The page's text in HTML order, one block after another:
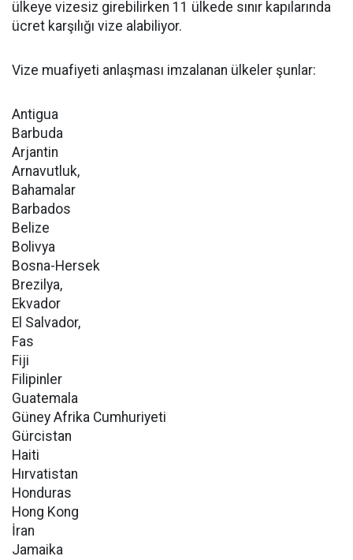
ülkeye vizesiz girebilirken 11 ülkede sınır kapılarında
ücret karşılığı vize alabiliyor.
Vize muafiyeti anlaşması imzalanan ülkeler şunlar:
Antigua
Barbuda
Arjantin
Arnavutluk,
Bahamalar
Barbados
Belize
Bolivya
Bosna-Hersek
Brezilya,
Ekvador
El Salvador,
Fas
Fiji
Filipinler
Guatemala
Güney Afrika Cumhuriyeti
Gürcistan
Haiti
Hırvatistan
Honduras
Hong Kong
İran
Jamaika